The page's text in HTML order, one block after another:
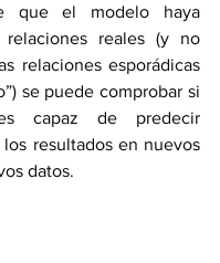
que el modelo haya
relaciones reales (y no
relaciones esporádicas
se puede comprobar si
capaz de predecir
resultados en nuevos
datos.